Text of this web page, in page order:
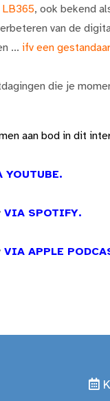
LB365, ook bekend
van de
... ifv een
die je
aan bod in dit
YOUTUBE.
VIA SPOTIFY.
VIA APPLE